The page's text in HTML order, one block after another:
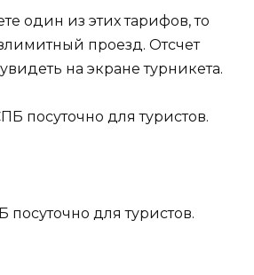
один из этих тарифов, то
проезд. Отсчет
на экране турникета.
для туристов.